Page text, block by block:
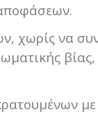
χωρίς να